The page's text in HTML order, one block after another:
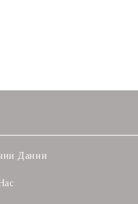
Данни